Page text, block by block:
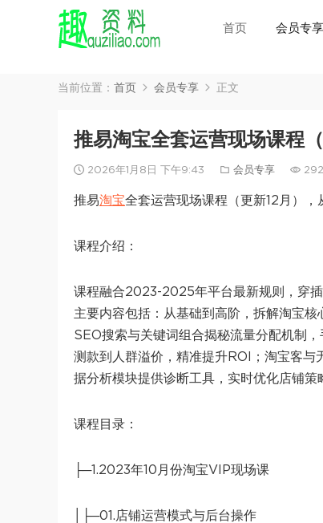
首页 会员专享
当前位置： 首页 会员专享 正文
推易淘宝全套运营现场课程
2026年1月8日 下午9:43 会员专享 292
推易淘宝全套运营现场课程（更新12月）
课程介绍：
课程融合2023-2025年平台最新规则，穿
主要内容包括：从基础到高阶，拆解淘宝
SEO搜索与关键词组合揭秘流量分配机制
测款到人群溢价，精准提升ROI；淘宝客与
据分析模块提供诊断工具，实时优化店铺策
课程目录：
├─1.2023年10月份淘宝VIP现场课
│├─01.店铺运营模式与后台操作